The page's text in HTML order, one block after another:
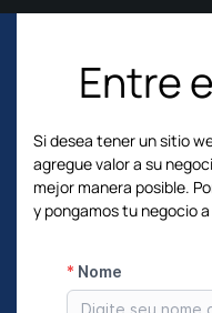
Entre
Si desea tener un sitio
agregue valor a su
mejor manera posible.
y pongamos tu negocio